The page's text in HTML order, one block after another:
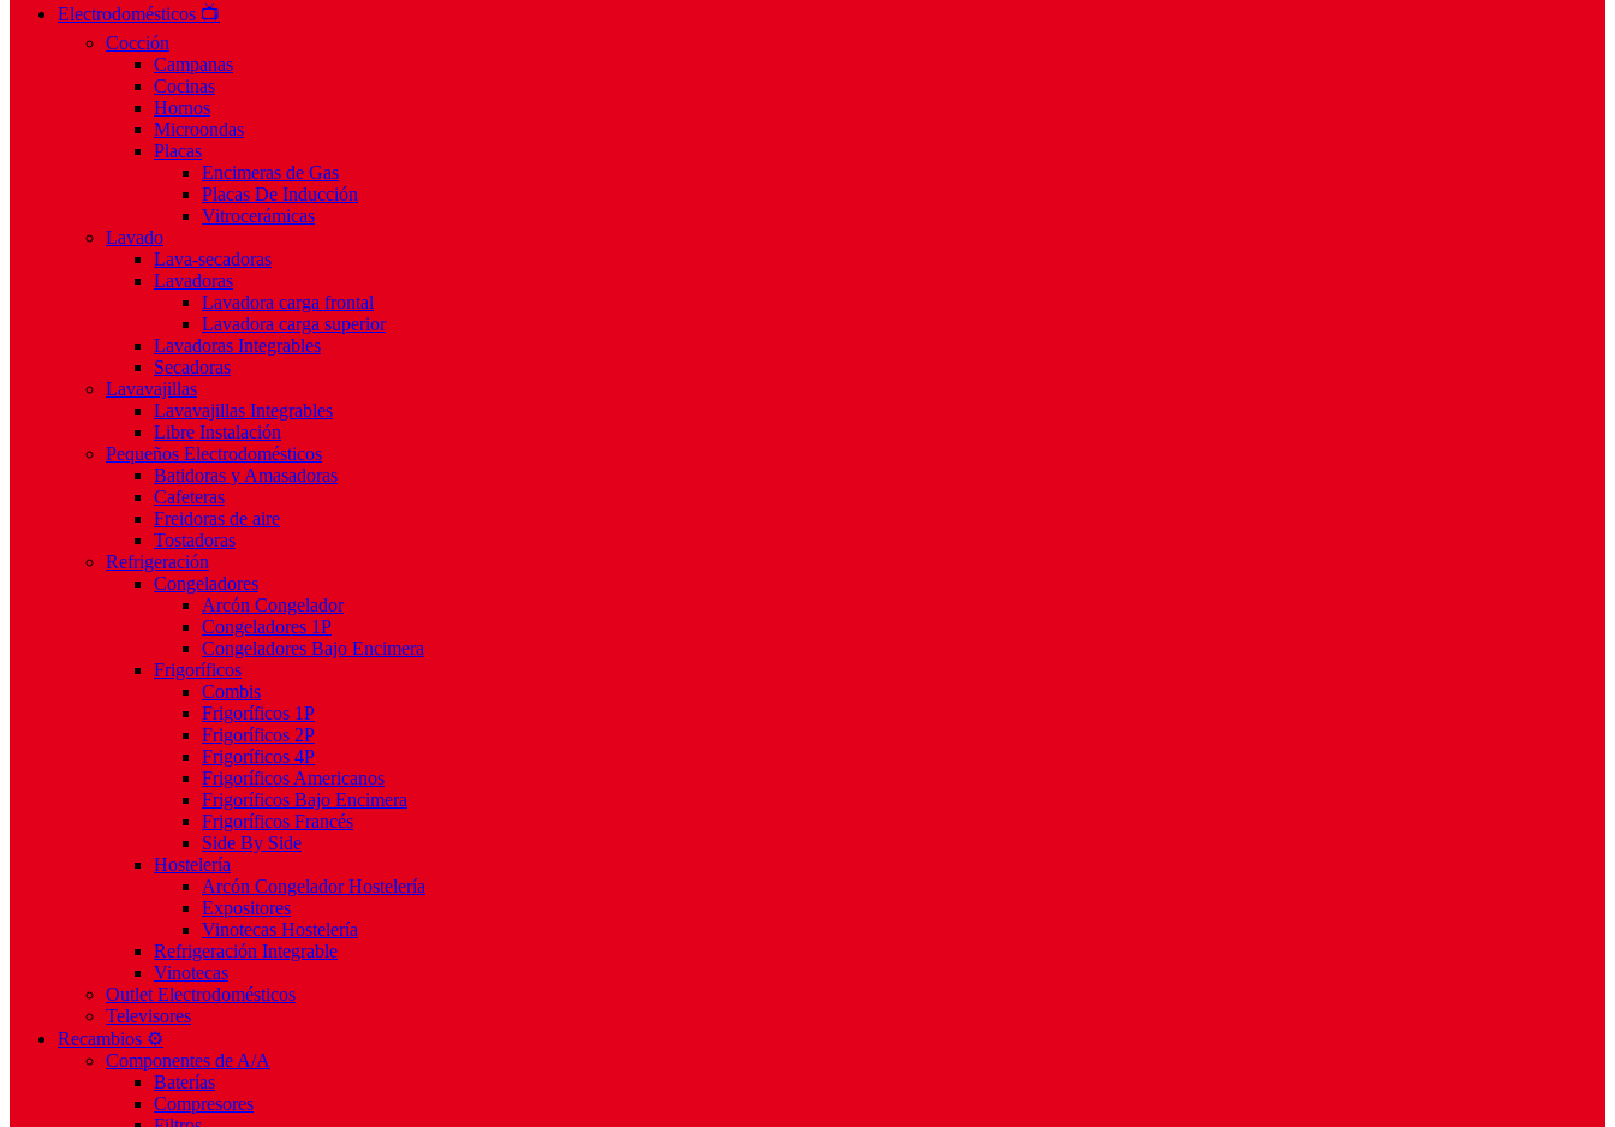
Electrodomésticos 📺
Cocción
Campanas
Cocinas
Hornos
Microondas
Placas
Encimeras de Gas
Placas De Inducción
Vitrocerámicas
Lavado
Lava-secadoras
Lavadoras
Lavadora carga frontal
Lavadora carga superior
Lavadoras Integrables
Secadoras
Lavavajillas
Lavavajillas Integrables
Libre Instalación
Pequeños Electrodomésticos
Batidoras y Amasadoras
Cafeteras
Freidoras de aire
Tostadoras
Refrigeración
Congeladores
Arcón Congelador
Congeladores 1P
Congeladores Bajo Encimera
Frigoríficos
Combis
Frigoríficos 1P
Frigoríficos 2P
Frigoríficos 4P
Frigoríficos Americanos
Frigoríficos Bajo Encimera
Frigoríficos Francés
Side By Side
Hostelería
Arcón Congelador Hostelería
Expositores
Vinotecas Hostelería
Refrigeración Integrable
Vinotecas
Outlet Electrodomésticos
Televisores
Recambios ⚙️
Componentes de A/A
Baterías
Compresores